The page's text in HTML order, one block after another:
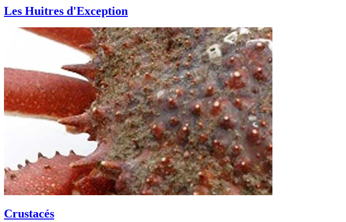
Les Huitres d'Exception
Crustacés